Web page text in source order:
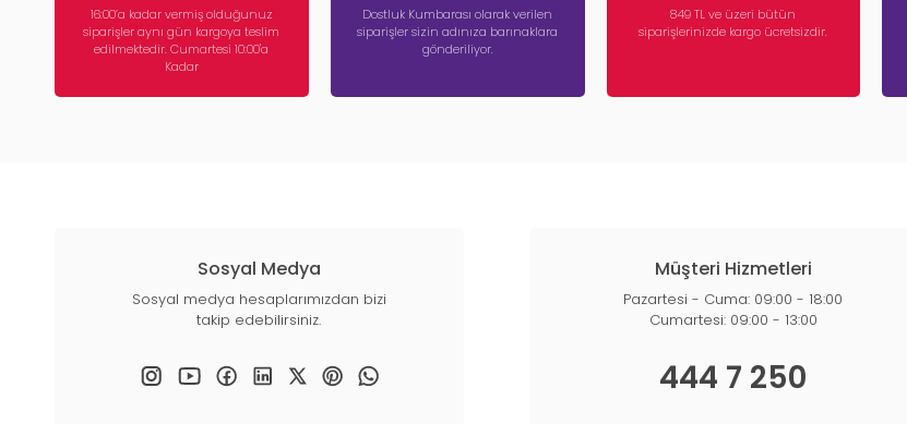
16:00’a kadar vermiş olduğunuz
siparişler aynı gün kargoya teslim
edilmektedir. Cumartesi 10:00'a
Kadar
Dostluk Kumbarası olarak verilen
siparişler sizin adınıza barınaklara
gönderiliyor.
849 TL ve üzeri bütün
siparişlerinizde kargo ücretsizdir.
Sosyal Medya
Sosyal medya hesaplarımızdan bizi
takip edebilirsiniz.
Müşteri Hizmetleri
Pazartesi - Cuma: 09:00 - 18:00
Cumartesi: 09:00 - 13:00
444 7 250